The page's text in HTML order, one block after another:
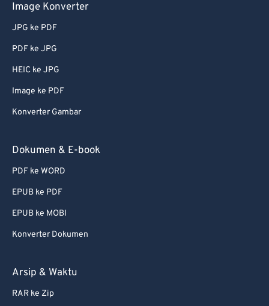
Image Konverter
JPG ke PDF
PDF ke JPG
HEIC ke JPG
Image ke PDF
Konverter Gambar
Dokumen & E-book
PDF ke WORD
EPUB ke PDF
EPUB ke MOBI
Konverter Dokumen
Arsip & Waktu
RAR ke Zip